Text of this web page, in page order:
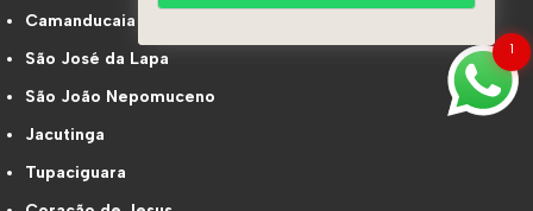
Camanducaia
São José da Lapa
São João Nepomuceno
Jacutinga
Tupaciguara
1